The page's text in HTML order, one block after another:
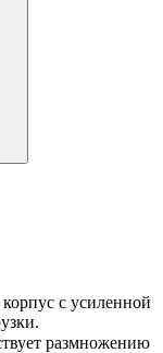
с усиленной
размножению